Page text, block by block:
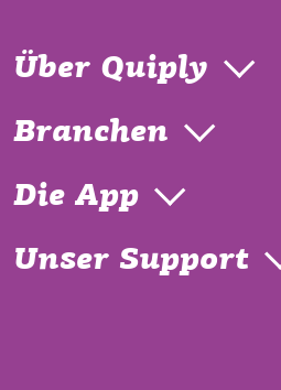
Über Quiply
Branchen
Die App
Unser Support